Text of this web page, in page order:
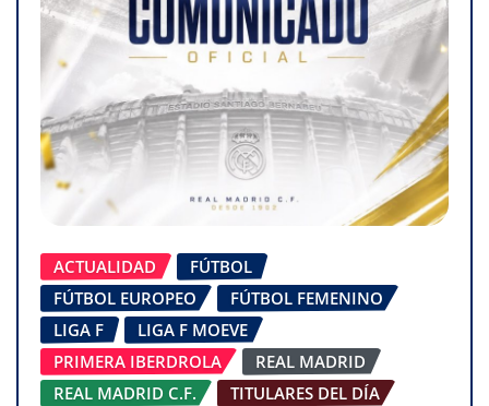
ACTUALIDAD
FÚTBOL
FÚTBOL EUROPEO
FÚTBOL FEMENINO
LIGA F
LIGA F MOEVE
PRIMERA IBERDROLA
REAL MADRID
REAL MADRID C.F.
TITULARES DEL DÍA